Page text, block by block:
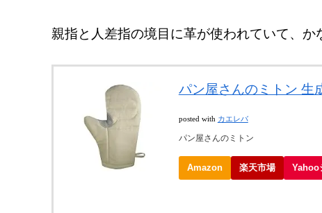
親指と人差指の境目に革が使われていて、か
パン屋さんのミトン 生
posted with カエレバ
パン屋さんのミトン
Amazon 楽天市場 Yahoo